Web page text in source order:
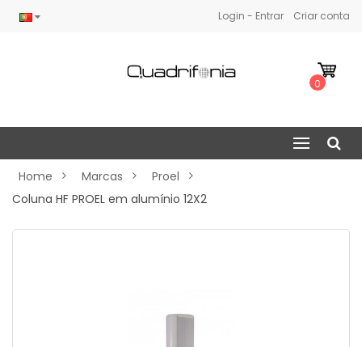
Login - Entrar Criar conta
0
Home Marcas
Proel
Coluna HF PROEL em alumínio 12X2